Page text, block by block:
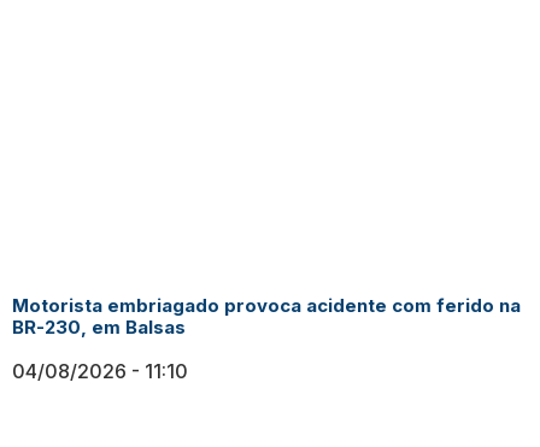
Motorista embriagado provoca acidente com ferido na
BR-230, em Balsas
04/08/2026 11:10